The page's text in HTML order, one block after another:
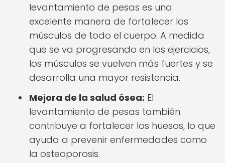
levantamiento de pesas es una
excelente manera de fortalecer los
músculos de todo el cuerpo. A medida
que se va progresando en los ejercicios,
los músculos se vuelven más fuertes y se
desarrolla una mayor resistencia.
Mejora de la salud ósea: El
levantamiento de pesas también
contribuye a fortalecer los huesos, lo que
ayuda a prevenir enfermedades como
la osteoporosis.